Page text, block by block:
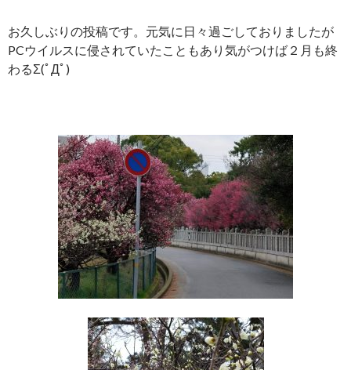
お久しぶりの投稿です。元気に日々過ごしておりましたが
PCウイルスに侵されていたこともあり気がつけば２月も終
わるΣ(ﾟДﾟ)